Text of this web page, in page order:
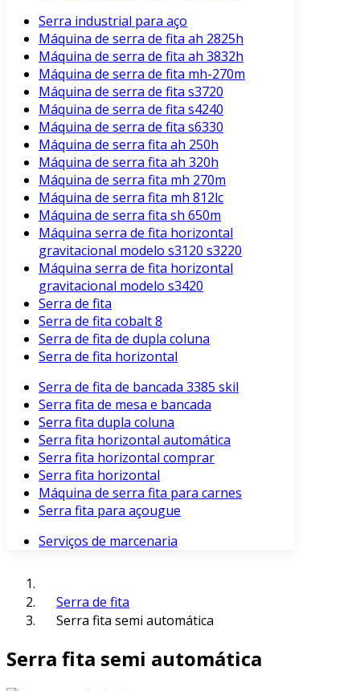
Serra industrial para aço
Máquina de serra de fita ah 2825h
Máquina de serra de fita ah 3832h
Máquina de serra de fita mh-270m
Máquina de serra de fita s3720
Máquina de serra de fita s4240
Máquina de serra de fita s6330
Máquina de serra fita ah 250h
Máquina de serra fita ah 320h
Máquina de serra fita mh 270m
Máquina de serra fita mh 812lc
Máquina de serra fita sh 650m
Máquina serra de fita horizontal
gravitacional modelo s3120 s3220
Máquina serra de fita horizontal
gravitacional modelo s3420
Serra de fita
Serra de fita cobalt 8
Serra de fita de dupla coluna
Serra de fita horizontal
Serra de fita de bancada 3385 skil
Serra fita de mesa e bancada
Serra fita dupla coluna
Serra fita horizontal automática
Serra fita horizontal comprar
Serra fita horizontal
Máquina de serra fita para carnes
Serra fita para açougue
Serviços de marcenaria
Serra de fita
Serra fita semi automática
Serra fita semi automática